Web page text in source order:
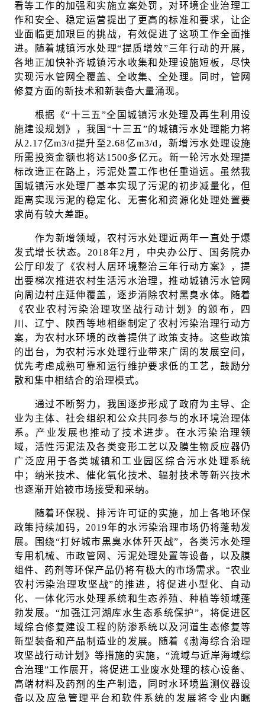
看等工作的加强和实施立案处罚，对环境企业治理工
作和安全、稳定运营提出了更高的标准和要求，让企
业面临更加艰巨的挑战，有效促进了这项工作全面推
进。随着城镇污水处理“提质增效”三年行动的开展，
各地正加快补齐城镇污水收集和处理设施短板，尽快
实现污水管网全覆盖、全收集、全处理。同时，管网
修复方面的新技术和新装备大量涌现。
根据《“十三五”全国城镇污水处理及再生利用设
施建设规划》，我国“十三五”的城镇污水处理能力将
从2.17亿m3/d提升至2.68亿m3/d，新增污水处理设施
所需投资金额也将达1500多亿元。新一轮污水处理提
标改造正在路上，污泥处置工作也任重道远。虽然我
国城镇污水处理厂基本实现了污泥的初步减量化，但
距离实现污泥的稳定化、无害化和资源化处理处置要
求尚有较大差距。
作为新增领域，农村污水处理近两年一直处于爆
发式增长状态。2018年2月，中央办公厅、国务院办
公厅印发了《农村人居环境整治三年行动方案》，提
出要梯次推进农村生活污水治理，推动城镇污水管网
向周边村庄延伸覆盖，逐步消除农村黑臭水体。随着
《农业农村污染治理攻坚战行动计划》的颁布，四
川、辽宁、陕西等地相继制定了农村污染治理行动方
案，为农村水环境的改善提供了政策支持。这些政策
的出台，为农村污水处理行业带来广阔的发展空间，
优先考虑成熟可靠和运行维护要求低的工艺，鼓励分
散和集中相结合的治理模式。
通过不断努力，我国逐步形成了政府为主导、企
业为主体、社会组织和公众共同参与的水环境治理体
系。产业发展也推动了技术进步。在水污染治理领
域，活性污泥法及各类变形工艺以及膜生物反应器仍
广泛应用于各类城镇和工业园区综合污水处理系统
中；纳米技术、催化氧化技术、辐射技术等新兴技术
也逐渐开始被市场接受和采纳。
随着环保税、排污许可证的实施，加上各地环保
政策持续加码，2019年的水污染治理市场仍将蓬勃发
展。围绕“打好城市黑臭水体歼灭战”，各类污水处理
专用机械、市政管网、污泥处理处置等设备，以及膜
组件、药剂等环保产品仍将有极大的市场需求。“农业
农村污染治理攻坚战”的推进，将促进小型化、自动
化、一体化污水处理系统和生态养殖、种植等领域蓬
勃发展。“加强江河湖库水生态系统保护”，将促进区
域综合修复建设工程的防渗系统以及河道生态修复等
新型装备和产品制造业的发展。随着《渤海综合治理
攻坚战行动计划》等措施的实施，“流域与近岸海域综
合治理”工作展开，将促进工业废水处理的核心设备、
高端材料及药剂的生产制造，同时水环境监测仪器设
备以及应急管理平台和软件系统的发展将令业内瞩